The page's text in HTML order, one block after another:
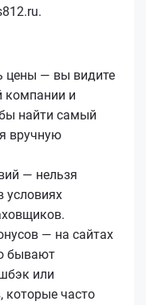
цены — вы видите
компании и
найти самый
вручную
— нельзя
условиях
— на сайтах
бывают
или
которые часто